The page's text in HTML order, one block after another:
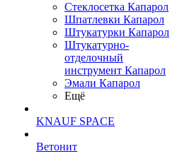
Cтеклосетка Капарол
Шпатлевки Капарол
Штукатурки Капарол
Штукатурно-
отделочный
инструмент Капарол
Эмали Капарол
Ещё
KNAUF SPACE
Ветонит